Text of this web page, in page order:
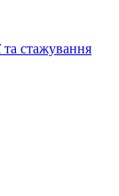
та стажування